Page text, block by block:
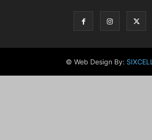
© Web Design By: SIXCELL